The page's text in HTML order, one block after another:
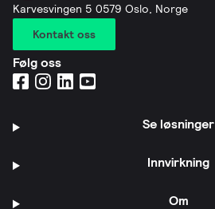
Karvesvingen 5 0579 Oslo, Norge
Kontakt oss
Følg oss
Se løsninger
Innvirkning
Om